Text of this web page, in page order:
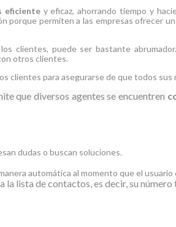
eficientey eficaz, ahorrando tiempo y
porque permiten a las empresas ofrecer un
clientes, puede ser bastante
otros clientes.
clientes para asegurarse de que todos
que diversos agentes se encuentren
dudas o buscan soluciones.
automática al momento que el usuario
lista de contactos, es decir, su